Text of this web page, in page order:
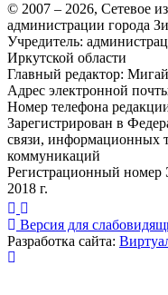
© 2007 – 2026, Сетевое
администрации города
Учредитель:
Иркутской области
Главный редактор:
Адрес электронной
Номер телефона
Зарегистрирован в
связи, информационных
коммуникаций
Регистрационный
2018 г.
Версия для
Разработка сайта: